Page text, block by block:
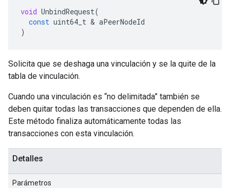
void UnbindRequest(
const uint64_t & aPeerNodeId
)
Solicita que se deshaga una vinculación y se la quite de la
tabla de vinculación.
Cuando una vinculación es “no delimitada” también se
deben quitar todas las transacciones que dependen de ella.
Este método finaliza automáticamente todas las
transacciones con esta vinculación.
Detalles
Parámetros